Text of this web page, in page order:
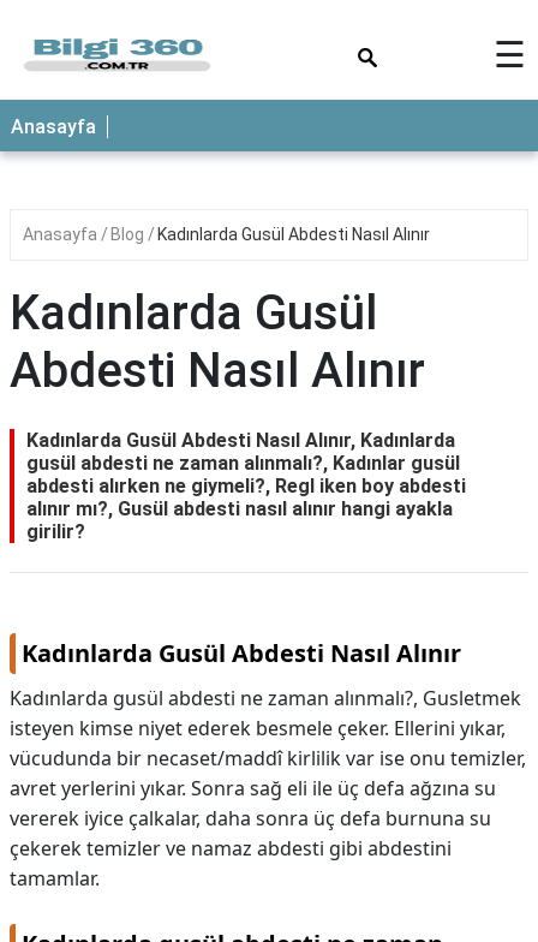
ANASAYFA
☰
Anasayfa
Anasayfa Blog Kadınlarda Gusül Abdesti Nasıl Alınır
Kadınlarda Gusül
Abdesti Nasıl Alınır
Kadınlarda Gusül Abdesti Nasıl Alınır, Kadınlarda
gusül abdesti ne zaman alınmalı?, Kadınlar gusül
abdesti alırken ne giymeli?, Regl iken boy abdesti
alınır mı?, Gusül abdesti nasıl alınır hangi ayakla
girilir?
Kadınlarda Gusül Abdesti Nasıl Alınır
Kadınlarda gusül abdesti ne zaman alınmalı?, Gusletmek
isteyen kimse niyet ederek besmele çeker. Ellerini yıkar,
vücudunda bir necaset/maddî kirlilik var ise onu temizler,
avret yerlerini yıkar. Sonra sağ eli ile üç defa ağzına su
vererek iyice çalkalar, daha sonra üç defa burnuna su
çekerek temizler ve namaz abdesti gibi abdestini
tamamlar.